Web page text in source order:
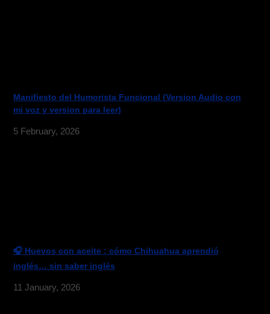
Manifiesto del Humorista Funcional (Version Audio con
mi voz y version para leer)
5 February, 2026
🎧 Huevos con aceite : cómo Chihuahua aprendió
inglés… sin saber inglés
11 January, 2026